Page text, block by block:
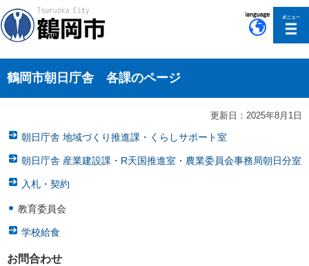
鶴岡市朝日庁舎 各課のページ
更新日：2025年8月1日
朝日庁舎 地域づくり推進課・くらしサポート室
朝日庁舎 産業建設課・R天国推進室・農業委員会事務局朝日分室
入札・契約
教育委員会
学校給食
お問合わせ